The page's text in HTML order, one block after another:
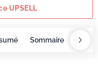
UPSELL
Sommaire